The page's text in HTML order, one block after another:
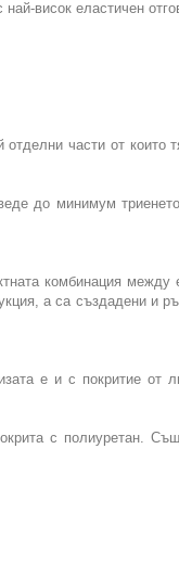
висок еластичен
части от които
до минимум
комбинация между
а са създадени и
е и с покритие от
с полиуретан.